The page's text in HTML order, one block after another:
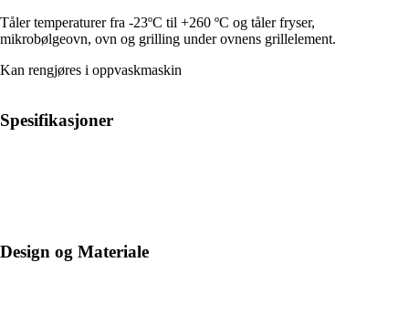
Tåler temperaturer fra -23ºC til +260 ºC og tåler fryser,
mikrobølgeovn, ovn og grilling under ovnens grillelement.
Kan rengjøres i oppvaskmaskin
Spesifikasjoner
Design og Materiale